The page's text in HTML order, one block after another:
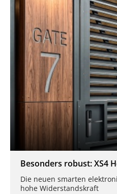
Besonders robust: XS4
Die neuen smarten
hohe Widerstandskraft